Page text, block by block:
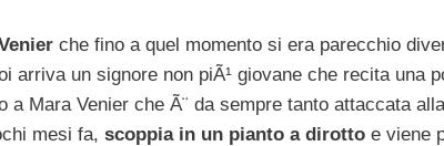
che fino a quel momento si era parecchio
arriva un signore non piÃ¹ giovane che recita una
a Mara Venier che Ã¨ da sempre tanto attaccata
mesi fa, scoppia in un pianto a dirotto e viene